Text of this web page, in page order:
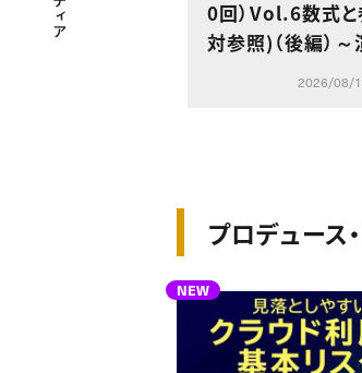
0回）Vol.6数式
対参照)（後編）
計算と参照の基
2026/08/
プロデュース
NEW